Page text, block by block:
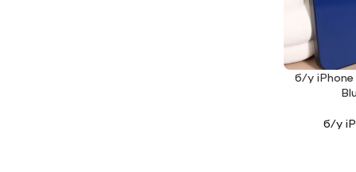
ЧИТАТИ
б/у iPhone
б/у